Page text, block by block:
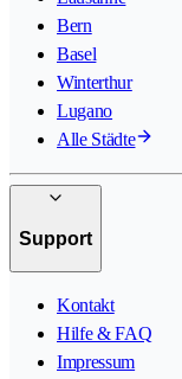
Bern
Basel
Winterthur
Lugano
Alle Städte
Support
Kontakt
Hilfe & FAQ
Impressum